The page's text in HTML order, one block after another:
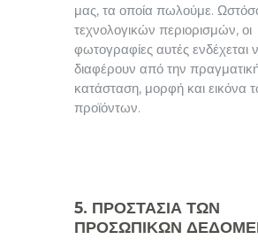
μας, τα οποία πωλούμε.
τεχνολογικών περιορισμών, οι
φωτογραφίες αυτές ενδέχεται
διαφέρουν από την
κατάσταση, μορφή και εικόνα
προϊόντων.
5. ΠΡΟΣΤΑΣΙΑ ΤΩΝ
ΠΡΟΣΩΠΙΚΩΝ